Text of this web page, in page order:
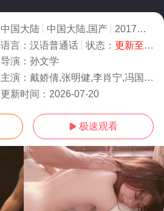
中国大陆 中国大陆,国产 2017
6.0
语言： 汉语普通话 状态： 更新至32集
导演： 孙文学
主演： 戴娇倩,张明健,李肖宁,冯国庆,凌潇肃,崔波,郭铁城
更新时间： 2026-07-20
 极速观看